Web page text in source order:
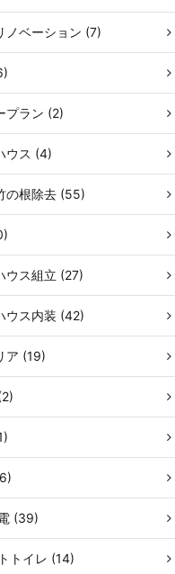
ノベーション (7)
プラン (2)
ウス (4)
の根除去 (55)
ウス組立 (27)
ウス内装 (42)
ア (19)
(39)
トイレ (14)